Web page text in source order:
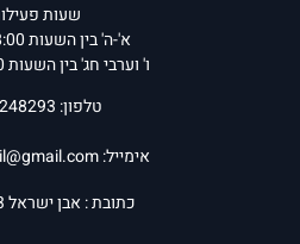
שעות
א'-ה' בין השעות 10:00-18:00
ו' וערבי חג' בין השעות 10:00-14:00
טלפון: 02-6248293
אימייל:
כתובת : אבן ישראל 3 ירושלים.